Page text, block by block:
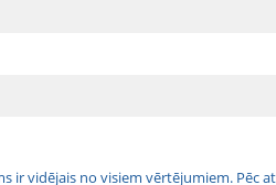
ir vidējais no visiem vērtējumiem. Pēc